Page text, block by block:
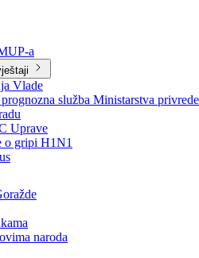
a
Vlade
služba Ministarstva privrede
Uprave
gripi H1N1